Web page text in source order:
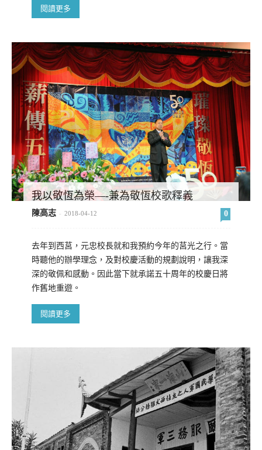
閱讀更多
我以敬恆為榮—-兼為敬恆校歌釋義
陳高志 - 2018-04-12 0
去年到西莒，元忠校長就和我預約今年的莒光之行。當
時聽他的辦學理念，及對校慶活動的規劃說明，讓我深
深的敬佩和感動。因此當下就承諾五十周年的校慶日將
作舊地重遊。
閱讀更多